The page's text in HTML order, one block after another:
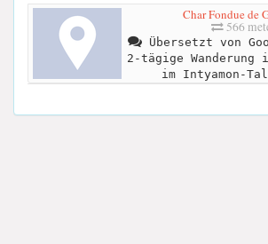
Char Fondue de
566
Übersetzt von
2-tägige Wanderung
im Intyamon-